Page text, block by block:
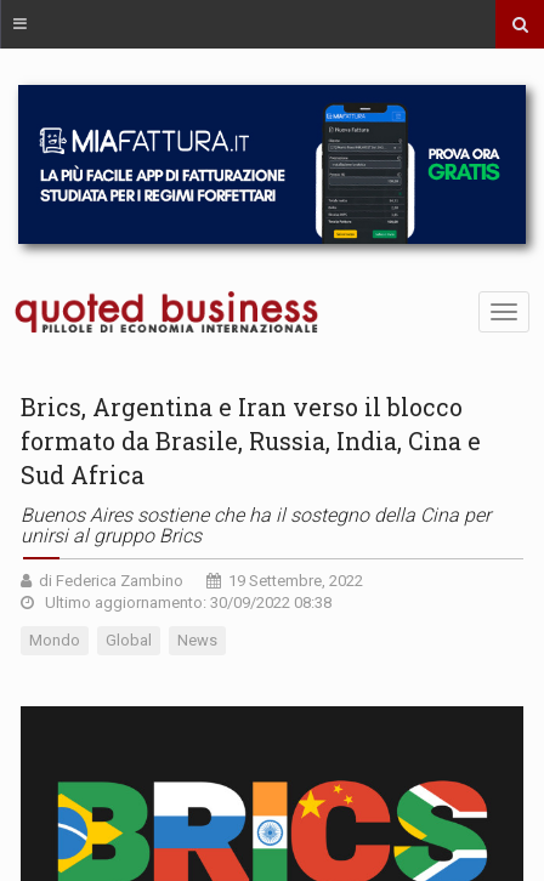
Brics, Argentina e Iran verso il blocco
formato da Brasile, Russia, India, Cina e
Sud Africa
Buenos Aires sostiene che ha il sostegno della Cina per
unirsi al gruppo Brics
di Federica Zambino
19 Settembre, 2022
Ultimo aggiornamento: 30/09/2022 08:38
Mondo Global News